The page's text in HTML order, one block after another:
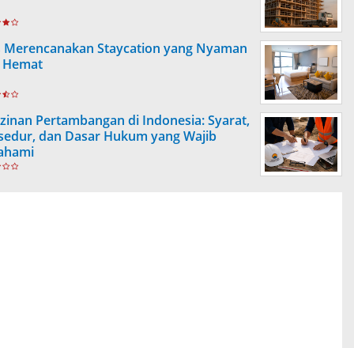
Merencanakan Staycation yang Nyaman
Pertambangan di Indonesia: Syarat,
dan Dasar Hukum yang Wajib